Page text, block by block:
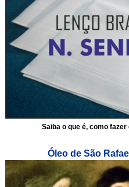
Saiba o que é, como
Óleo de São